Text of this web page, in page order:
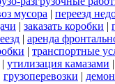
мусора | переезд
| заказать коробки |
| аренда
| транспортные
| утилизация камазами
грузоперевозки |